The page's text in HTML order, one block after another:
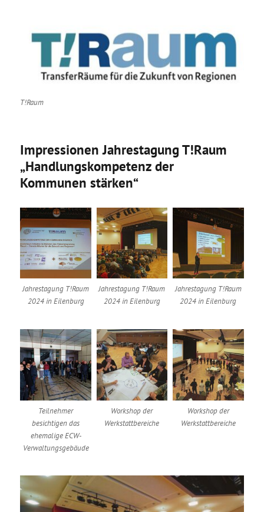
T!Raum
Impressionen Jahrestagung T!Raum
„Handlungskompetenz der
Kommunen stärken“
Jahrestagung T!Raum
2024 in Eilenburg
Jahrestagung T!Raum
2024 in Eilenburg
Jahrestagung T!Raum
2024 in Eilenburg
Teilnehmer
besichtigen das
ehemalige ECW-
Verwaltungsgebäude
Workshop der
Werkstattbereiche
Workshop der
Werkstattbereiche